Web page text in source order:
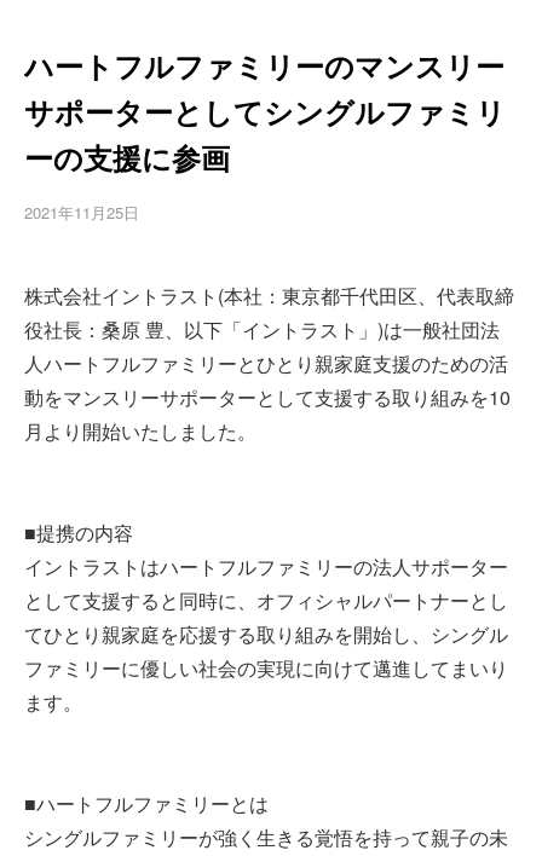
ハートフルファミリーのマンスリー
サポーターとしてシングルファミリ
ーの支援に参画
2021年11月25日
株式会社イントラスト(本社：東京都千代田区、代表取締
役社長：桑原 豊、以下「イントラスト」)は一般社団法
人ハートフルファミリーとひとり親家庭支援のための活
動をマンスリーサポーターとして支援する取り組みを10
月より開始いたしました。
■提携の内容
イントラストはハートフルファミリーの法人サポーター
として支援すると同時に、オフィシャルパートナーとし
てひとり親家庭を応援する取り組みを開始し、シングル
ファミリーに優しい社会の実現に向けて邁進してまいり
ます。
■ハートフルファミリーとは
シングルファミリーが強く生きる覚悟を持って親子の未